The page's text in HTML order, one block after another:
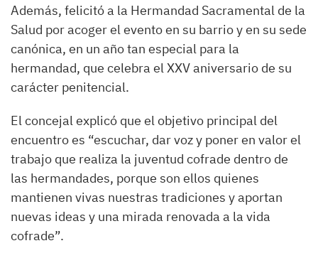
Además, felicitó a la Hermandad Sacramental de la
Salud por acoger el evento en su barrio y en su sede
canónica, en un año tan especial para la
hermandad, que celebra el XXV aniversario de su
carácter penitencial.
El concejal explicó que el objetivo principal del
encuentro es “escuchar, dar voz y poner en valor el
trabajo que realiza la juventud cofrade dentro de
las hermandades, porque son ellos quienes
mantienen vivas nuestras tradiciones y aportan
nuevas ideas y una mirada renovada a la vida
cofrade”.